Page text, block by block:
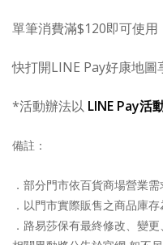
單筆消費滿$120即可使用
快打開LINE Pay好康地圖
*活動辦法以 LINE Pay活
備註：
．部分門市依百貨商場營業
．以門市實際販售之商品庫存
．路易莎保有最終修改、變